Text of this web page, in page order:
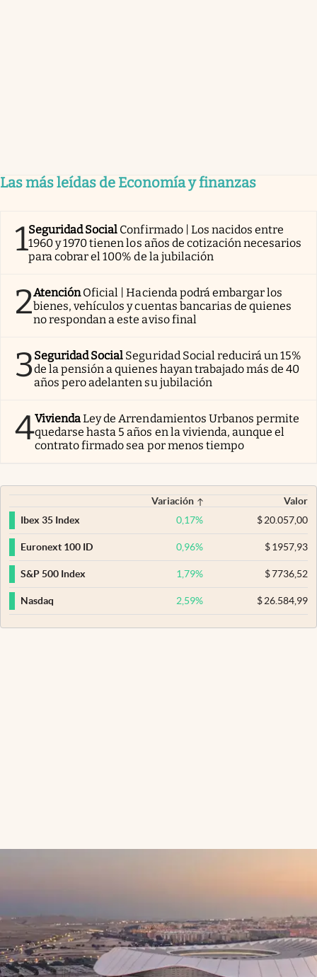
Las más leídas de Economía y finanzas
1Seguridad Social Confirmado | Los nacidos entre
1960 y 1970 tienen los años de cotización necesarios
para cobrar el 100% de la jubilación
2AtenciónOficial | Hacienda podrá embargar los
bienes, vehículos y cuentas bancarias de quienes
no respondan a este aviso final
3Seguridad Social Seguridad Social reducirá un 15%
de la pensión a quienes hayan trabajado más de 40
años pero adelanten su jubilación
4ViviendaLey de Arrendamientos Urbanos permite
quedarse hasta 5 años en la vivienda, aunque el
contrato firmado sea por menos tiempo
Variación
Valor
Ibex 35 Index
0,17% $20.057,00
Euronext 100 ID 0,96% $1957,93
S&P 500 Index 1,79% $7736,52
Nasdaq 2,59% $26.584,99